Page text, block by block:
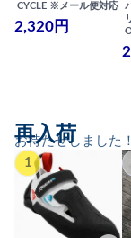
CYCLE ※メール便対応
2,320円
お待たせしました
再入荷
1